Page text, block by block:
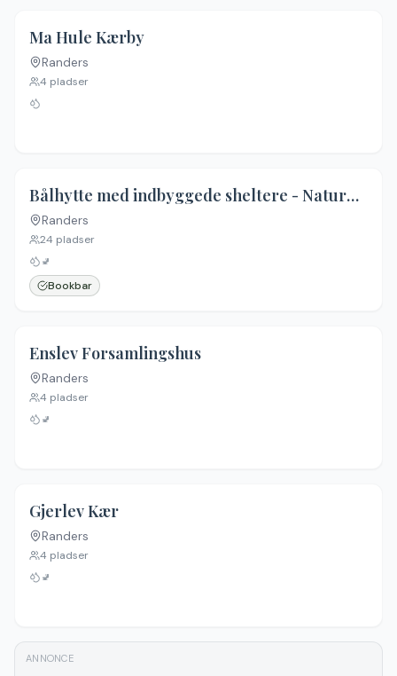
Ingen billeder
Ma Hule Kærby
Randers
4 pladser
Bålhytte med indbyggede sheltere - Naturpark Randers Fjord
Randers
24 pladser
🚽
Bookbar
Enslev Forsamlingshus
Randers
4 pladser
🚽
Gjerlev Kær
Randers
4 pladser
🚽
ANNONCE